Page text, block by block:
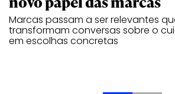
Marcas passam a ser relevantes
transformam conversas sobre o
em escolhas concretas